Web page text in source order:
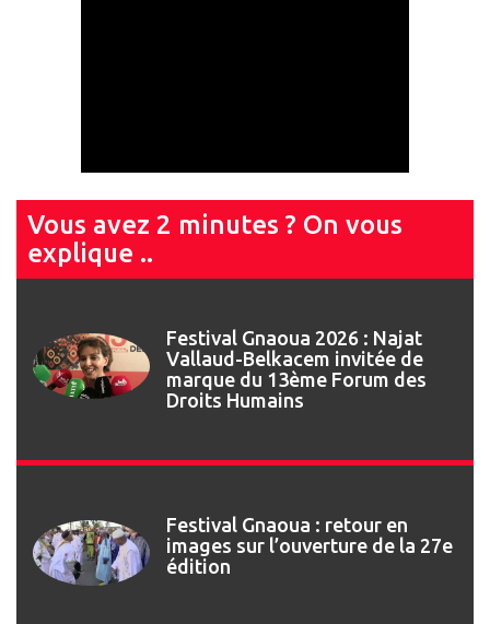
Vous avez 2 minutes ? On vous
explique ..
Festival Gnaoua 2026 : Najat
Vallaud-Belkacem invitée de
marque du 13ème Forum des
Droits Humains
Festival Gnaoua : retour en
images sur l’ouverture de la 27e
édition